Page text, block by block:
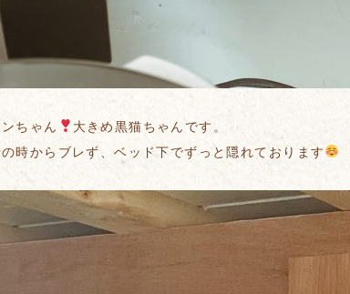
ちゃん
大きめ黒猫ちゃんです。
時からブレず、ベッド下でずっと隠れております